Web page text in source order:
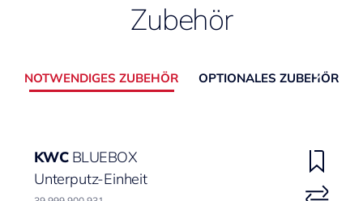
Zubehör
NOTWENDIGES ZUBEHÖR OPTIONALES ZUBEHÖR
KWC BLUEBOX
Unterputz-Einheit